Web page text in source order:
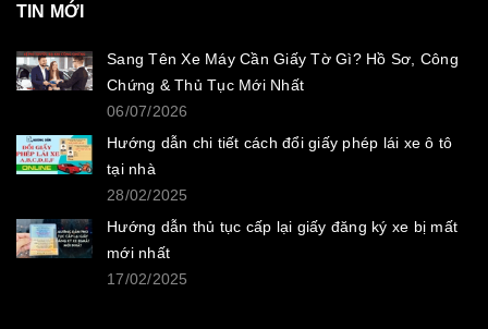
TIN MỚI
Sang Tên Xe Máy Cần Giấy Tờ Gì? Hồ Sơ, Công
Chứng & Thủ Tục Mới Nhất
06/07/2026
Hướng dẫn chi tiết cách đổi giấy phép lái xe ô tô
tại nhà
28/02/2025
Hướng dẫn thủ tục cấp lại giấy đăng ký xe bị mất
mới nhất
17/02/2025